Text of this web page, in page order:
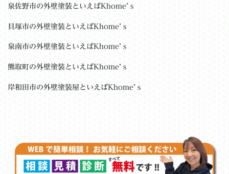
泉佐野市の外壁塗装といえばKhome’ｓ
貝塚市の外壁塗装といえばKhome’ｓ
泉南市の外壁塗装といえばKhome’ｓ
熊取町の外壁塗装といえばKhome’ｓ
岸和田市の外壁塗装屋といえばKhome’ｓ